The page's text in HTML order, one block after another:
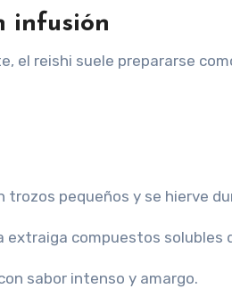
infusión
el reishi suele prepararse
trozos pequeños y se hierve
extraiga compuestos solubles
sabor intenso y amargo.